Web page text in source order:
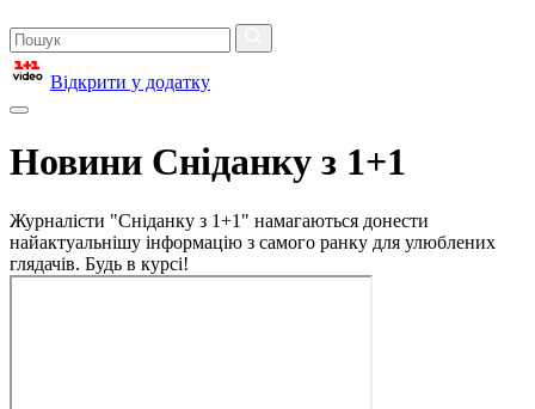
Відкрити у додатку
Новини Сніданку з 1+1
Журналісти "Сніданку з 1+1" намагаються донести
найактуальнішу інформацію з самого ранку для улюблених
глядачів. Будь в курсі!